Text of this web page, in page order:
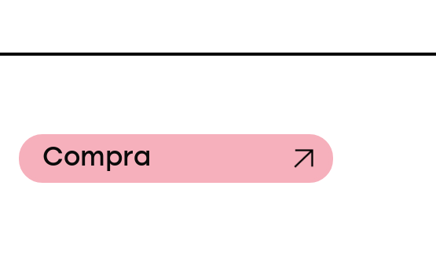
Compra